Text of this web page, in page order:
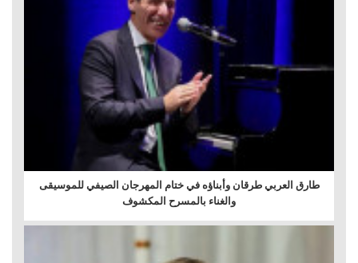
طارق العربي طرقان وأبناؤه في ختام المهرجان الصيفي للموسيقى
والغناء بالمسرح المكشوف